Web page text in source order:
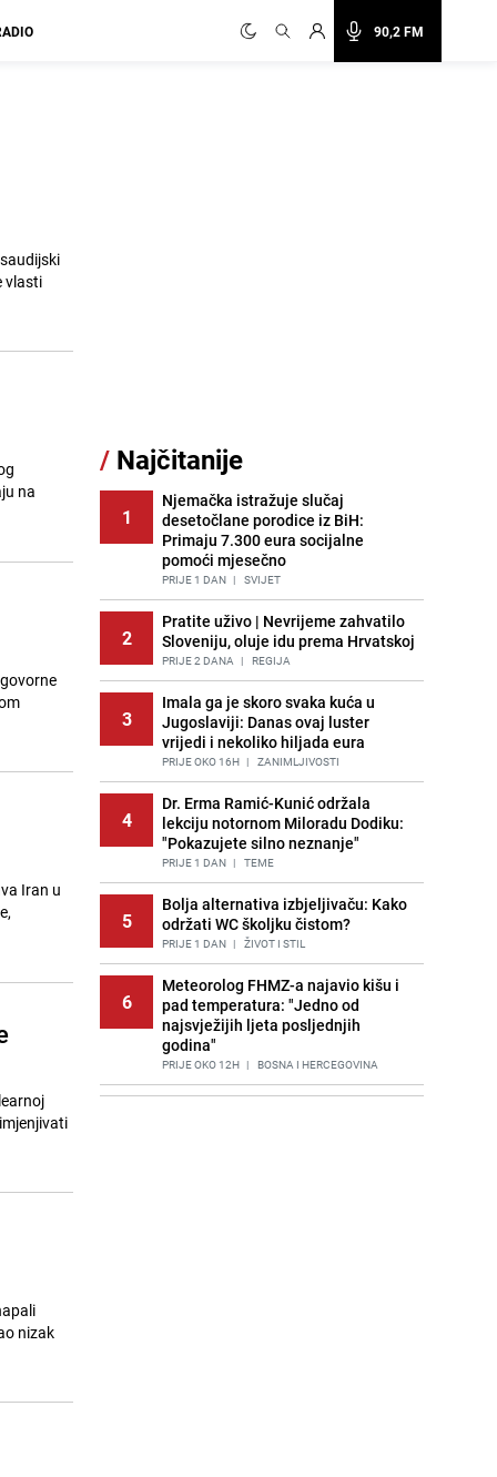
90,2 FM
vlasti
na
Iran u
nizak
/ Najčitanije
1
Njemačka istražuje slučaj
desetočlane porodice iz BiH:
Primaju 7.300 eura socijalne
pomoći mjesečno
PRIJE 1 DAN | SVIJET
2
Pratite uživo | Nevrijeme zahvatilo
Sloveniju, oluje idu prema Hrvatskoj
PRIJE 2 DANA | REGIJA
3
Imala ga je skoro svaka kuća u
Jugoslaviji: Danas ovaj luster
vrijedi i nekoliko hiljada eura
PRIJE OKO 16H | ZANIMLJIVOSTI
4
Dr. Erma Ramić-Kunić održala
lekciju notornom Miloradu Dodiku:
"Pokazujete silno neznanje"
PRIJE 1 DAN | TEME
5
Bolja alternativa izbjeljivaču: Kako
održati WC školjku čistom?
PRIJE 1 DAN | ŽIVOT I STIL
6
Meteorolog FHMZ-a najavio kišu i
pad temperatura: "Jedno od
najsvježijih ljeta posljednjih
godina"
PRIJE OKO 12H | BOSNA I HERCEGOVINA